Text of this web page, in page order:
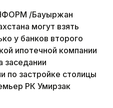
/Бауыржан
могут взять
у банков второго
ипотечной компании
заседании
по застройке столицы
РК Умирзак